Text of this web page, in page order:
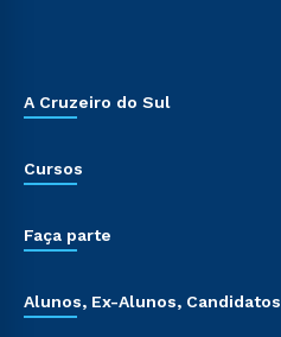
A Cruzeiro do Sul
Cursos
Faça parte
Alunos, Ex-Alunos, Candidatos